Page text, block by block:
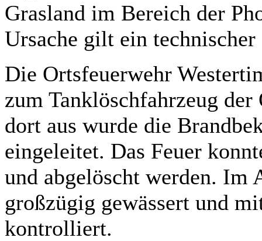
Grasland im Bereich der
Ursache gilt ein
Die Ortsfeuerwehr
zum Tanklöschfahrzeug
dort aus wurde die
eingeleitet. Das Feuer
und abgelöscht werden. Im
großzügig gewässert und
kontrolliert.